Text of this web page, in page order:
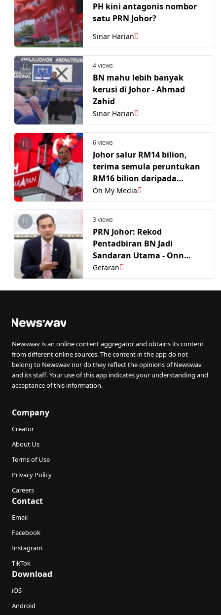
PH kini antagonis nombor
satu PRN Johor?
Sinar Harian
4 views
BN mahu lebih banyak
kerusi di Johor - Ahmad
Zahid
Sinar Harian
6 views
Johor salur RM14 bilion,
terima semula peruntukan
RM16 bilion daripada
Persekutuan – PM Anwar
Oh My Media
3 views
PRN Johor: Rekod
Pentadbiran BN Jadi
Sandaran Utama - Onn
Hafiz
Getaran
Newswav is an online content aggregator and obtains its content
from different online sources. The content in the app do not
belong to Newswav nor do they reflect the opinions of Newswav
and its staff. Your use of this app indicates your understanding and
acceptance of this information.
Company
Creator
About Us
Terms of Use
Privacy Policy
Careers
Contact
Email
Facebook
Instagram
TikTok
Download
iOS
Android